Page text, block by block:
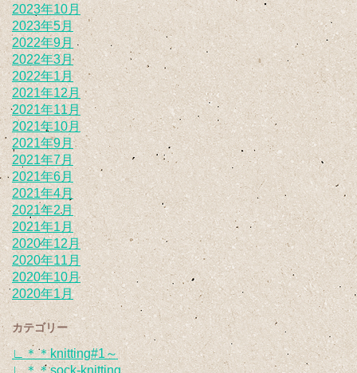
2023年10月
2023年5月
2022年9月
2022年3月
2022年1月
2021年12月
2021年11月
2021年10月
2021年9月
2021年7月
2021年6月
2021年4月
2021年2月
2021年1月
2020年12月
2020年11月
2020年10月
2020年1月
カテゴリー
∟＊＊knitting#1～
∟＊＊sock-knitting